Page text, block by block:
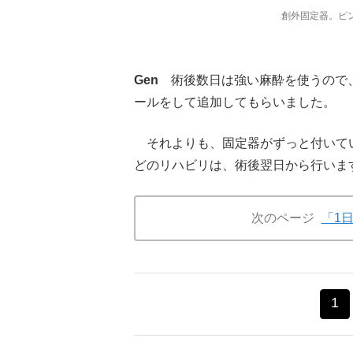
創外固定器。ピ
Gen 術後数日は強い麻酔を使うので
ールをして追加してもらいました。
それよりも、固定器がずっと付いて
どのリハビリは、術後翌日から行いま
次のページ 「1
1